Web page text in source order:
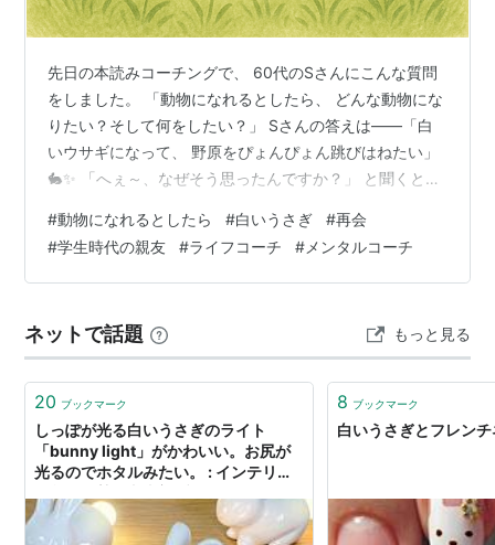
先日の本読みコーチングで、 60代のSさんにこんな質問
をしました。 「動物になれるとしたら、 どんな動物にな
りたい？そして何をしたい？」 Sさんの答えは――「白
いウサギになって、 野原をぴょんぴょん跳びはねたい」
🐇✨ 「へぇ～、なぜそう思ったんですか？」 と聞くと、
思ったんです」 白いうさぎ さらに掘り下げていくと、 S
さんが現実の世界でやりたいことが見えてきました。 そ
れは…「昔の友達に会いに行きたい」。 実はSさん、20
ずっと後回し。 親を見送り、50代でご主人と出会い、 2
人でお店を…
#動物になれるとしたら #白いうさぎ #再会
#学生時代の親友 #ライフコーチ # メンタルコーチ
ネットで話題 もっと見る
20 ブックマーク
しっぽが光る白いうさぎのライト
「bunny light」がかわいい。お尻が
光るのでホタルみたい。 : インテリア
8 ブックマーク
白いうさぎとフレン